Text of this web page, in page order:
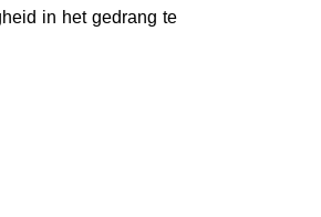
in het gedrang te